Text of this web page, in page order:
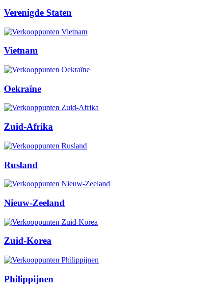
Verenigde Staten
Vietnam
Oekraïne
Zuid-Afrika
Rusland
Nieuw-Zeeland
Zuid-Korea
Philippijnen